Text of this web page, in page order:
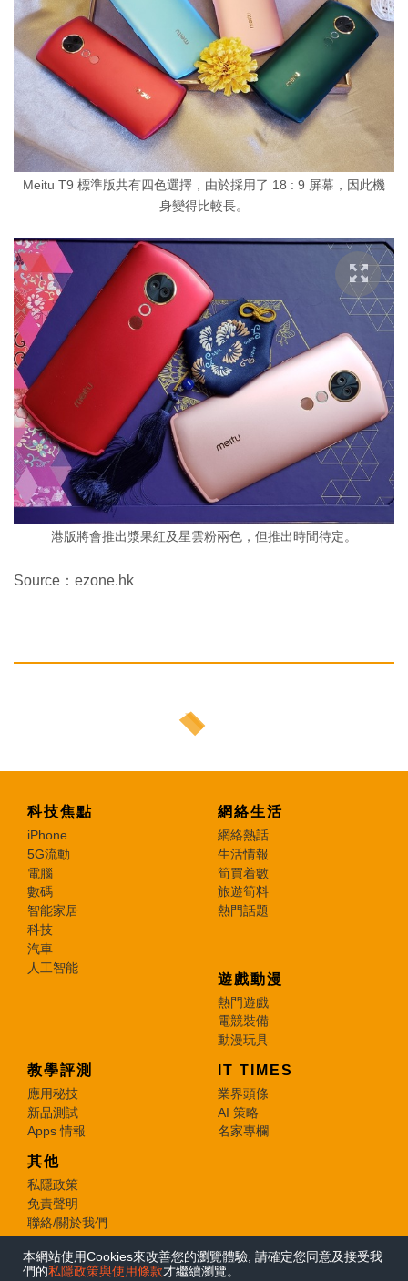
本網站使用Cookies來改善您的瀏覽體驗, 請確定您同意及接受我
們的私隱政策與使用條款才繼續瀏覽。
Meitu T9 標準版共有四色選擇，由於採用了 18 : 9 屏幕，因此機
身變得比較長。
港版將會推出漿果紅及星雲粉兩色，但推出時間待定。
Source：ezone.hk
科技焦點
iPhone
5G流動
電腦
數碼
智能家居
科技
汽車
人工智能
網絡生活
網絡熱話
生活情報
筍買着數
旅遊筍料
熱門話題
遊戲動漫
熱門遊戲
電競裝備
動漫玩具
教學評測
應用秘技
新品測試
Apps 情報
IT TIMES
業界頭條
AI 策略
名家專欄
其他
私隱政策
免責聲明
聯絡/關於我們
© 2026 e-zone. All Rights Reserved.